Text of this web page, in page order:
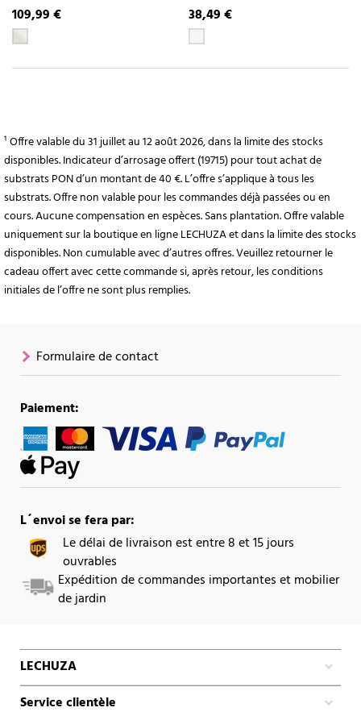
109,99 €
38,49 €
¹ Offre valable du 31 juillet au 12 août 2026, dans la limite des stocks
disponibles. Indicateur d’arrosage offert (19715) pour tout achat de
substrats PON d’un montant de 40 €. L’offre s’applique à tous les
substrats. Offre non valable pour les commandes déjà passées ou en
cours. Aucune compensation en espèces. Sans plantation. Offre valable
uniquement sur la boutique en ligne LECHUZA et dans la limite des stocks
disponibles. Non cumulable avec d’autres offres. Veuillez retourner le
cadeau offert avec cette commande si, après retour, les conditions
initiales de l’offre ne sont plus remplies.
Formulaire de contact
Paiement:
L´envoi se fera par:
Le délai de livraison est entre 8 et 15 jours
ouvrables
Expédition de commandes importantes et mobilier
de jardin
LECHUZA
Service clientèle